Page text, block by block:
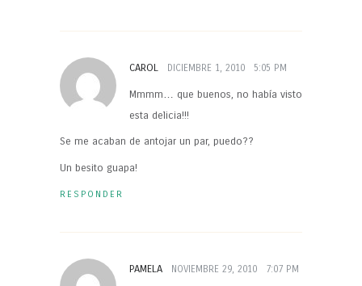
CAROL DICIEMBRE 1, 2010 5:05 PM
Mmmm… que buenos, no había visto
esta delicia!!!
Se me acaban de antojar un par, puedo??
Un besito guapa!
RESPONDER
PAMELA NOVIEMBRE 29, 2010 7:07 PM